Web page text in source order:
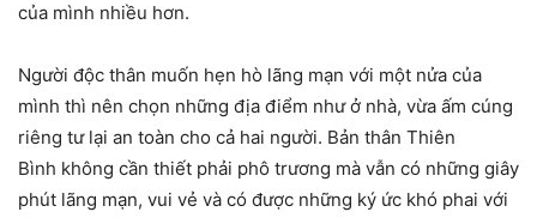
của mình nhiều hơn.
Người độc thân muốn hẹn hò lãng mạn với một nửa của
mình thì nên chọn những địa điểm như ở nhà, vừa ấm cúng
riêng tư lại an toàn cho cả hai người. Bản thân Thiên
Bình không cần thiết phải phô trương mà vẫn có những giây
phút lãng mạn, vui vẻ và có được những ký ức khó phai với